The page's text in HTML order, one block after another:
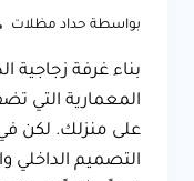
بواسطة حداد مظلات
بناء غرفة زجاجية
المعمارية التي
على منزلك. لكن
التصميم الداخلي